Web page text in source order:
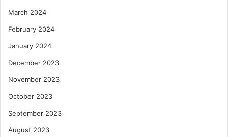
March 2024
February 2024
January 2024
December 2023
November 2023
October 2023
September 2023
August 2023